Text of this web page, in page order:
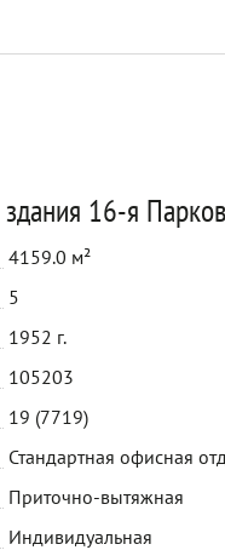
16-я
4159.0 м²
5
1952 г.
105203
19 (7719)
Стандартная офисная
Приточно-вытяжная
Индивидуальная